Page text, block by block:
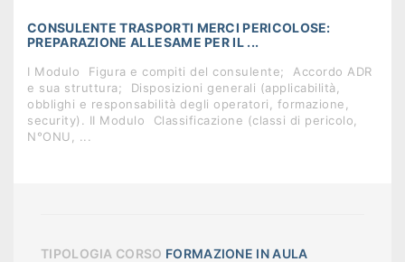
CONSULENTE TRASPORTI MERCI PERICOLOSE:
PREPARAZIONE ALLESAME PER IL ...
I Modulo  Figura e compiti del consulente;  Accordo ADR
e sua struttura;  Disposizioni generali (applicabilità,
obblighi e responsabilità degli operatori, formazione,
security). II Modulo  Classificazione (classi di pericolo,
N°ONU, ...
TIPOLOGIA CORSO FORMAZIONE IN AULA